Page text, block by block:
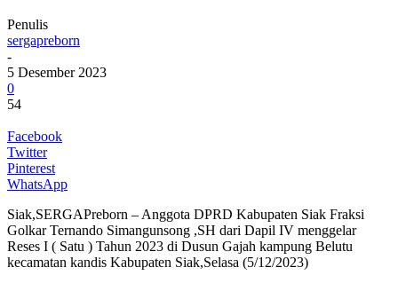
Penulis
sergapreborn
-
5 Desember 2023
0
54
Facebook
Twitter
Pinterest
WhatsApp
Siak,SERGAPreborn – Anggota DPRD Kabupaten Siak Fraksi
Golkar Ternando Simangunsong ,SH dari Dapil IV menggelar
Reses I ( Satu ) Tahun 2023 di Dusun Gajah kampung Belutu
kecamatan kandis Kabupaten Siak,Selasa (5/12/2023)